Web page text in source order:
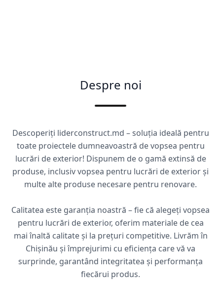
Despre noi
Descoperiți liderconstruct.md – soluția ideală pentru
toate proiectele dumneavoastră de vopsea pentru
lucrări de exterior! Dispunem de o gamă extinsă de
produse, inclusiv vopsea pentru lucrări de exterior și
multe alte produse necesare pentru renovare.
Calitatea este garanția noastră – fie că alegeți vopsea
pentru lucrări de exterior, oferim materiale de cea
mai înaltă calitate și la prețuri competitive. Livrăm în
Chișinău și împrejurimi cu eficiența care vă va
surprinde, garantând integritatea și performanța
fiecărui produs.